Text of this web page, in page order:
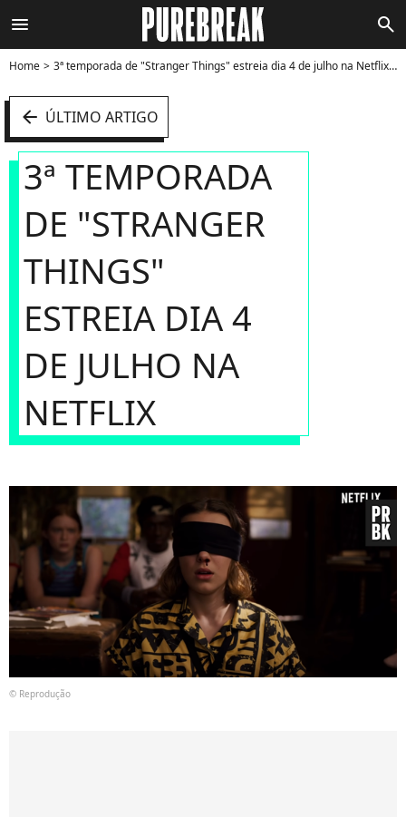
menu search
Home 3ª temporada de "Stranger Things" estreia dia 4 de julho na Netflix - Foto
arrow_left ÚLTIMO ARTIGO
3ª TEMPORADA
DE "STRANGER
THINGS"
ESTREIA DIA 4
DE JULHO NA
NETFLIX
© Reprodução